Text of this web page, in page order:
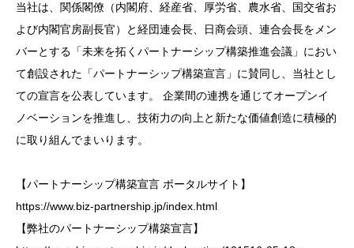
当社は、関係閣僚（内閣府、経産省、厚労省、農水省、国交省お
よび内閣官房副長官）と経団連会長、日商会頭、連合会長をメン
バーとする「未来を拓くパートナーシップ構築推進会議」におい
て創設された「パートナーシップ構築宣言」に賛同し、当社とし
ての宣言を公表しています。 企業間の連携を通じてオープンイ
ノベーションを推進し、技術力の向上と新たな価値創造に積極的
に取り組んでまいります。
【パートナーシップ構築宣言 ポータルサイト】
https://www.biz-partnership.jp/index.html
【弊社のパートナーシップ構築宣言】